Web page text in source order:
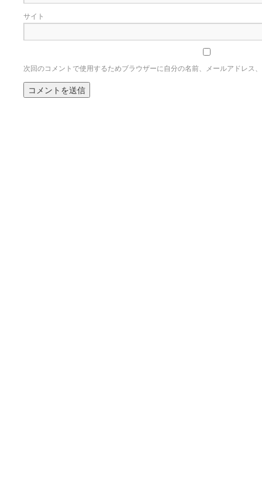
サイト
次回のコメントで使用するためブラウザーに自分の名前、メールアドレス